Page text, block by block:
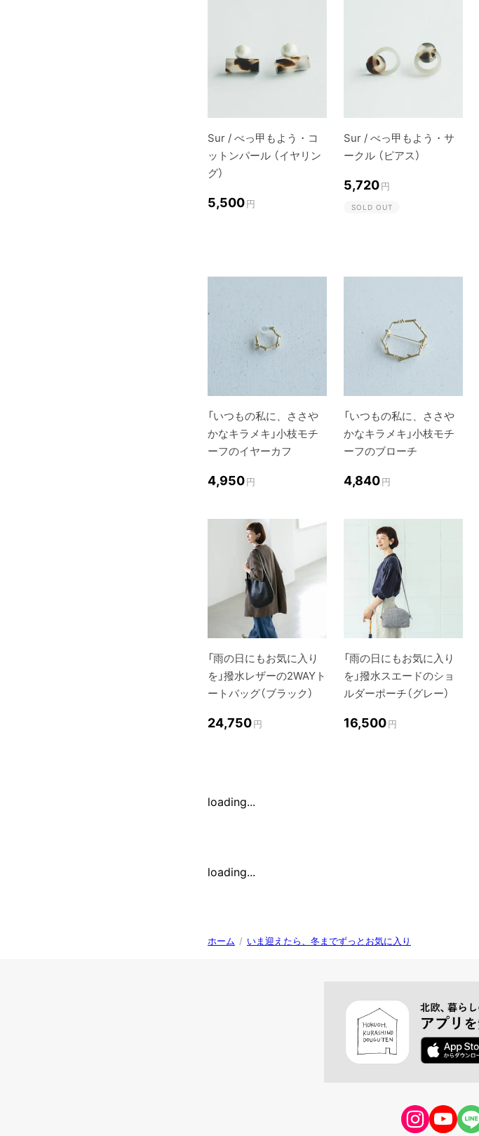
Sur / べっ甲もよう・コ
ットンパール （イヤリン
グ）
5,500円
Sur / べっ甲もよう・サ
ークル （ピアス）
5,720円
SOLD OUT
「いつもの私に、ささや
かなキラメキ」小枝モチ
ーフのイヤーカフ
4,950円
「いつもの私に、ささや
かなキラメキ」小枝モチ
ーフのブローチ
4,840円
「雨の日にもお気に入り
を」撥水レザーの2WAYト
ートバッグ（ブラック）
24,750円
「雨の日にもお気に入り
を」撥水スエードのショ
ルダーポーチ（グレー）
16,500円
loading...
loading...
ホーム / いま迎えたら、冬までずっとお気に入り